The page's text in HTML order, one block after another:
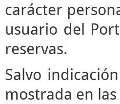
carácter
usuario del
reservas.
Salvo
mostrada en